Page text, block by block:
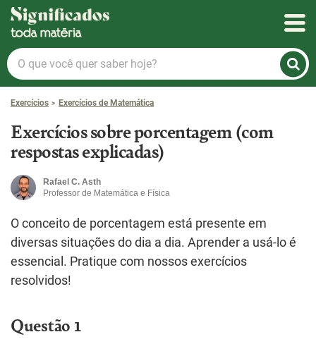
Significados
O
que
você
quer
saber
hoje?
Exercícios Exercícios de Matemática
Exercícios sobre porcentagem (com
respostas explicadas)
Rafael C. Asth
Professor de Matemática e Física
O conceito de porcentagem está presente em
diversas situações do dia a dia. Aprender a usá-lo é
essencial. Pratique com nossos exercícios
resolvidos!
Questão 1